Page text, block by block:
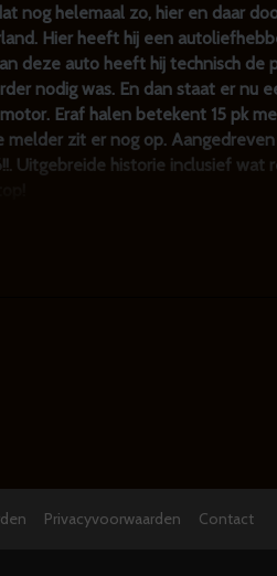
nog helemaal zo, hier en daar
Hier heeft hij een
deze auto heeft hij technisch
nodig was. En dan staat er nu
Eraf halen betekent 15 pk
melder zit er nog op.
Uitgebreide historie inclusief
zodat klanten er zeker van
Privacyvoorwaarden Contact